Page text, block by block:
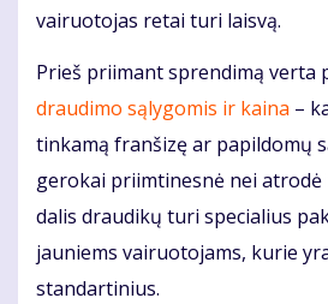
vairuotojas retai turi laisvą.
Prieš priimant sprendimą verta
draudimo sąlygomis ir kaina –
tinkamą franšizę ar papildomų
gerokai priimtinesnė nei atrodė
dalis draudikų turi specialius
jauniems vairuotojams, kurie
standartinius.